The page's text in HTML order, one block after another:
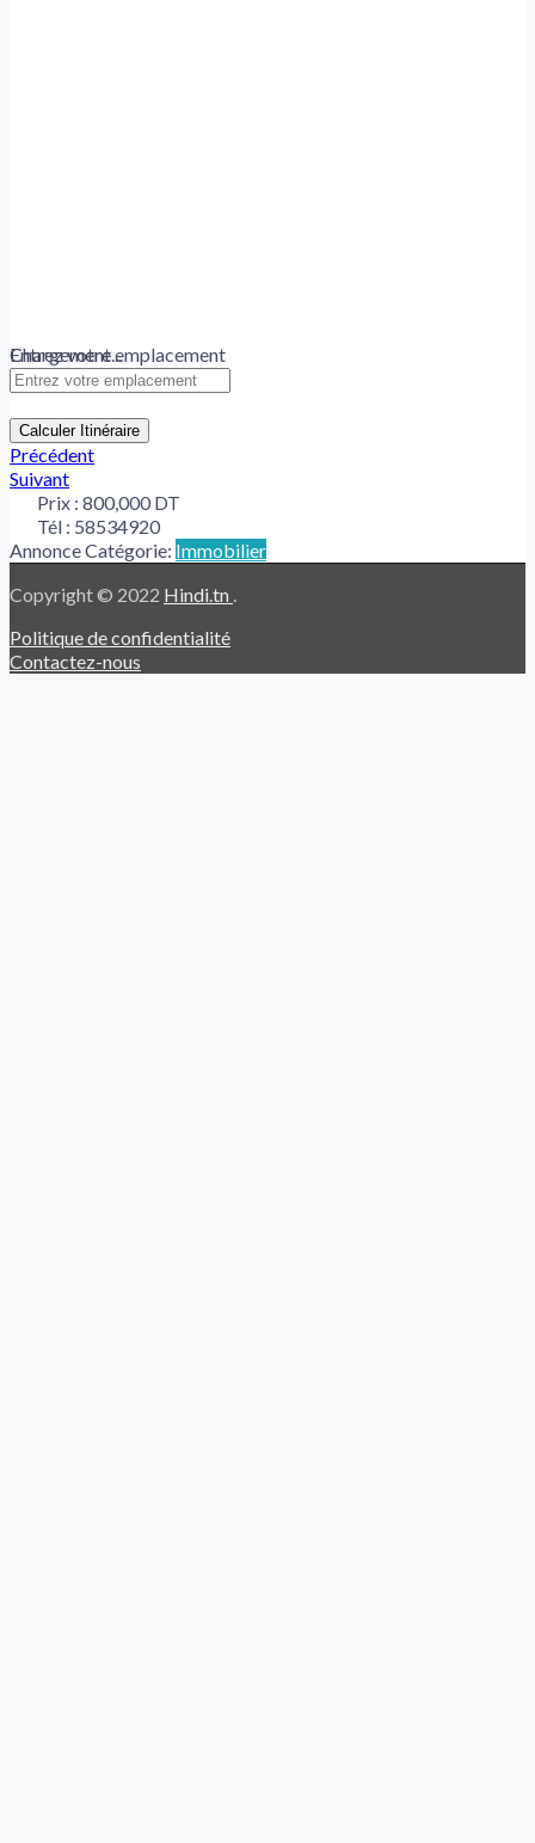
Chargement...
Entrez votre emplacement
Calculer Itinéraire
Précédent
Suivant
Prix : 800,000 DT
Tél : 58534920
Annonce Catégorie: Immobilier
Copyright © 2022 Hindi.tn .
Politique de confidentialité
Contactez-nous